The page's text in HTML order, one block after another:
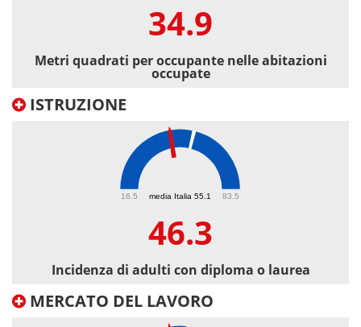
34.9
Metri quadrati per occupante nelle abitazioni
occupate
ISTRUZIONE
media Italia 55.1
16.5 83.5
46.3
Incidenza di adulti con diploma o laurea
MERCATO DEL LAVORO